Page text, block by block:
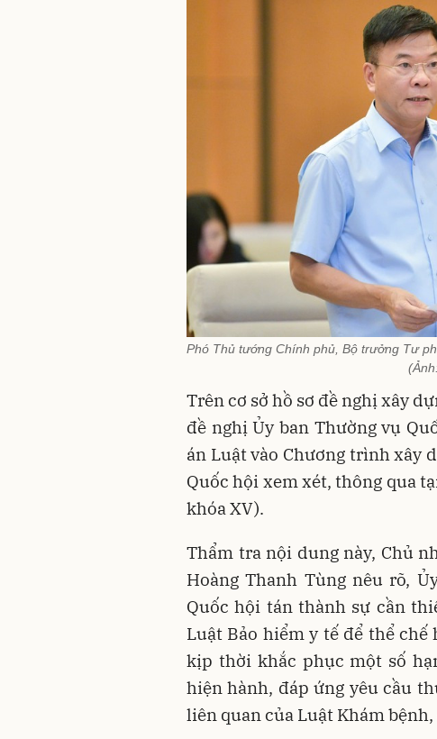
Phó Thủ tướng Chính phủ, Bộ trưởng Tư
Trên cơ sở hồ sơ đề nghị xây
đề nghị Ủy ban Thường vụ
án Luật vào Chương trình xây
Quốc hội xem xét, thông qua
khóa XV).
Thẩm tra nội dung này, Chủ
Hoàng Thanh Tùng nêu rõ,
Quốc hội tán thành sự cần
Luật Bảo hiểm y tế để thể
kịp thời khắc phục một số
hiện hành, đáp ứng yêu cầu
liên quan của Luật Khám